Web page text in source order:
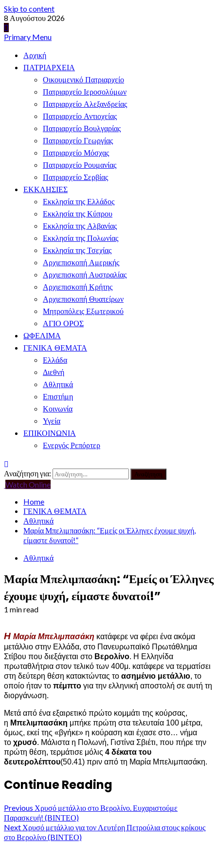
Skip to content
8 Αυγούστου 2026
Primary Menu
Αρχική
ΠΑΤΡΙΑΡΧΕΙΑ
Οικουμενικό Πατριαρχείο
Πατριαρχείο Ιεροσολύμων
Πατριαρχείο Αλεξανδρείας
Πατριαρχείο Αντιοχείας
Πατριαρχείο Βουλγαρίας
Πατριαρχείο Γεωργίας
Πατριαρχείο Μόσχας
Πατριαρχείο Ρουμανίας
Πατριαρχείο Σερβίας
ΕΚΚΛΗΣΙΕΣ
Εκκλησία της Ελλάδος
Εκκλησία της Κύπρου
Εκκλησία της Αλβανίας
Εκκλησία της Πολωνίας
Εκκλησία της Τσεχίας
Αρχιεπισκοπή Αμερικής
Αρχιεπισκοπή Αυστραλίας
Αρχιεπισκοπή Κρήτης
Αρχιεπισκοπή Θυατείρων
Μητροπόλεις Εξωτερικού
ΑΓΙΟ ΟΡΟΣ
ΩΦΕΛΙΜΑ
ΓΕΝΙΚΑ ΘΕΜΑΤΑ
Ελλάδα
Διεθνή
Αθλητικά
Επιστήμη
Κοινωνία
Υγεία
ΕΠΙΚΟΙΝΩΝΙΑ
Ενεργός Ρεπόρτερ
Αναζήτηση για:
Watch Online
Home
ΓΕΝΙΚΑ ΘΕΜΑΤΑ
Αθλητικά
Μαρία Μπελιμπασάκη: “Εμείς οι Έλληνες έχουμε ψυχή,
είμαστε δυνατοί!”
Αθλητικά
Μαρία Μπελιμπασάκη: “Εμείς οι Έλληνες
έχουμε ψυχή, είμαστε δυνατοί!”
1 min read
Η Μαρία Μπελιμπασάκη κατάφερε να φέρει ένα ακόμα
μετάλλιο στην Ελλάδα, στο Πανευρωπαϊκό Πρωτάθλημα
Στίβου που διεξάγεται στο Βερολίνο. Η Ελληνίδα
πρωταθλήτρια στον τελικό των 400μ. κατάφερε να τερματίσει
στη δεύτερη θέση κατακτώντας το ασημένιο μετάλλιο, το
οποίο ήταν το πέμπτο για την ελληνική αποστολή σε αυτή τη
διοργάνωση.
Μετά από ένα εξαιρετικό πρώτο κομμάτι της κούρσας,
η Μπελιμπασάκη μπήκε πρώτη στα τελευταία 100 μέτρα,
όμως, εκεί της «βγήκε» η κούραση και έχασε στο… νήμα
το χρυσό. Μάλιστα η Πολωνή, Γιστίνα Σβιέτι, που πήρε την
πρώτη θέση, τερμάτισε μόλις 4 δέκατα του
δευτερολέπτου(50.41) πριν από τη Μαρία Μπελιμπασάκη.
Continue Reading
Previous Χρυσό μετάλλιο στο Βερολίνο. Ευχαριστούμε
Παρασκευή! (ΒΙΝΤΕΟ)
Next Χρυσό μετάλλιο για τον Λευτέρη Πετρούλια στους κρίκους
στο Βερολίνο (ΒΙΝΤΕΟ)